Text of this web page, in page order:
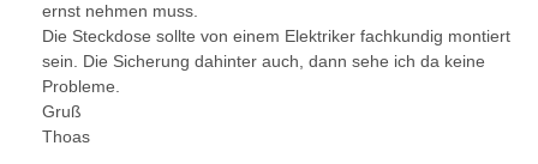
ernst nehmen muss.
Die Steckdose sollte von einem Elektriker fachkundig montiert
sein. Die Sicherung dahinter auch, dann sehe ich da keine
Probleme.
Gruß
Thoas